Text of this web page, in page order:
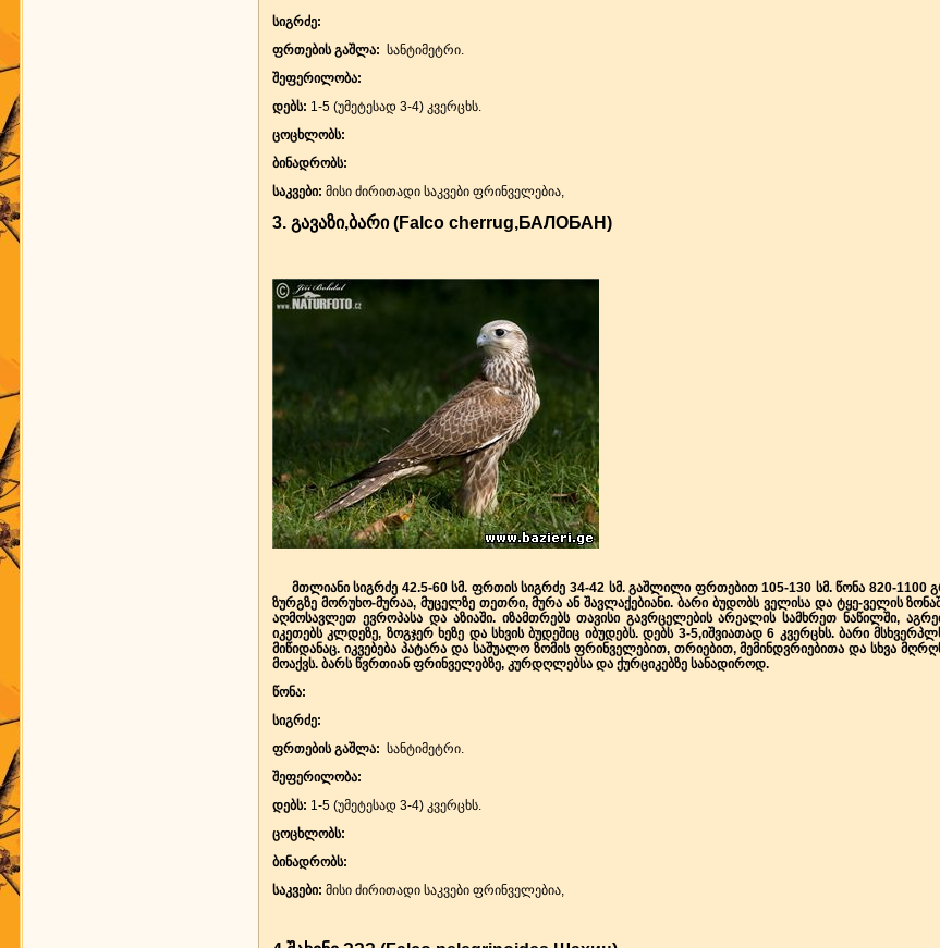
სიგრძე:
ფრთების გაშლა: სანტიმეტრი.
შეფერილობა:
დებს: 1-5 (უმეტესად 3-4) კვერცხს.
ცოცხლობს:
ბინადრობს:
საკვები: მისი ძირითადი საკვები ფრინველებია,
3. გავაზი,ბარი (Falco cherrug,БАЛОБАН)
მთლიანი სიგრძე 42.5-60 სმ. ფრთის სიგრძე 34-42 სმ. გაშლილი ფრთებით 105-130 სმ. წონა 820-1100
ზურგზე მორუხო-მურაა, მუცელზე თეთრი, მურა ან შავლაქებიანი. ბარი ბუდობს ველისა და ტყე-ველის
აღმოსავლეთ ევროპასა და აზიაში. იზამთრებს თავისი გავრცელების არეალის სამხრეთ ნაწილში,
იკეთებს კლდეზე, ზოგჯერ ხეზე და სხვის ბუდეშიც იბუდებს.დებს 3-5,იშვიათად 6 კვერცხს. ბარი
მიწიდანაც. იკვებება პატარა და საშუალო ზომის ფრინველებით, თრიებით, მემინდვრიებითა და სხვა
მოაქვს. ბარს წვრთიან ფრინველებზე, კურდღლებსა და ქურციკებზე სანადიროდ.
წონა:
სიგრძე:
ფრთების გაშლა: სანტიმეტრი.
შეფერილობა:
დებს: 1-5 (უმეტესად 3-4) კვერცხს.
ცოცხლობს:
ბინადრობს:
საკვები: მისი ძირითადი საკვები ფრინველებია,